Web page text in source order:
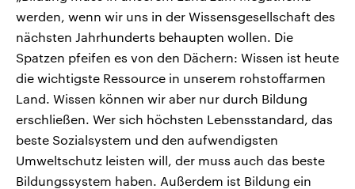
werden, wenn wir uns in der Wissensgesellschaft des
nächsten Jahrhunderts behaupten wollen. Die
Spatzen pfeifen es von den Dächern: Wissen ist heute
die wichtigste Ressource in unserem rohstoffarmen
Land. Wissen können wir aber nur durch Bildung
erschließen. Wer sich höchsten Lebensstandard, das
beste Sozialsystem und den aufwendigsten
Umweltschutz leisten will, der muss auch das beste
Bildungssystem haben. Außerdem ist Bildung ein